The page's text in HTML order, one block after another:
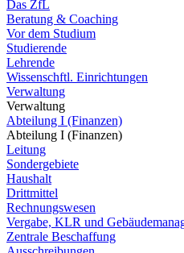
Das ZfL
Beratung & Coaching
Vor dem Studium
Studierende
Lehrende
Wissenschftl. Einrichtungen
Verwaltung
Verwaltung
Abteilung I (Finanzen)
Abteilung I (Finanzen)
Leitung
Sondergebiete
Haushalt
Drittmittel
Rechnungswesen
Vergabe, KLR und
Zentrale Beschaffung